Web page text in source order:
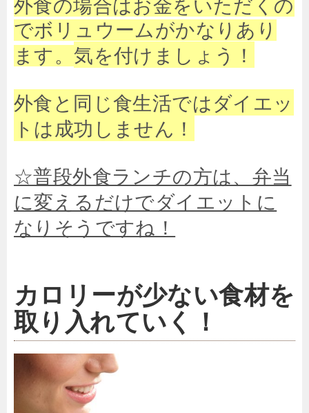
外食の場合はお金をいただくの
でボリュウームがかなりあり
ます。気を付けましょう！
外食と同じ食生活ではダイエッ
トは成功しません！
☆普段外食ランチの方は、弁当
に変えるだけでダイエットに
なりそうですね！
カロリーが少ない食材を
取り入れていく！